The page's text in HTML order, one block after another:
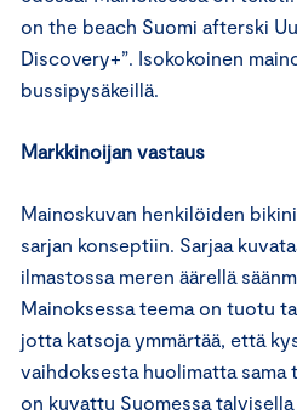
on the beach Suomi afterski
Discovery+”. Isokokoinen
bussipysäkeillä.
Markkinoijan vastaus
Mainoskuvan henkilöiden
sarjan konseptiin. Sarjaa
ilmastossa meren äärellä
Mainoksessa teema on tuotu
jotta katsoja ymmärtää, että
vaihdoksesta huolimatta sama
on kuvattu Suomessa talvisella